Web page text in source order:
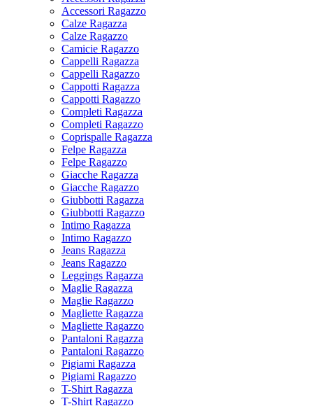
Accessori Ragazzo
Calze Ragazza
Calze Ragazzo
Camicie Ragazzo
Cappelli Ragazza
Cappelli Ragazzo
Cappotti Ragazza
Cappotti Ragazzo
Completi Ragazza
Completi Ragazzo
Coprispalle Ragazza
Felpe Ragazza
Felpe Ragazzo
Giacche Ragazza
Giacche Ragazzo
Giubbotti Ragazza
Giubbotti Ragazzo
Intimo Ragazza
Intimo Ragazzo
Jeans Ragazza
Jeans Ragazzo
Leggings Ragazza
Maglie Ragazza
Maglie Ragazzo
Magliette Ragazza
Magliette Ragazzo
Pantaloni Ragazza
Pantaloni Ragazzo
Pigiami Ragazza
Pigiami Ragazzo
T-Shirt Ragazza
T-Shirt Ragazzo